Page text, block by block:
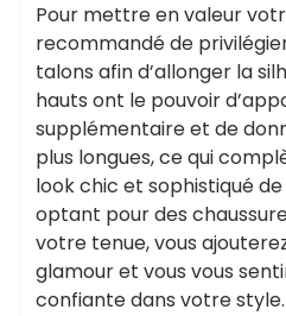
Pour mettre en valeur
recommandé de
talons afin d’allonger la
hauts ont le pouvoir
supplémentaire et de
plus longues, ce qui
look chic et sophistiqué
optant pour des
votre tenue, vous
glamour et vous vous
confiante dans votre style.